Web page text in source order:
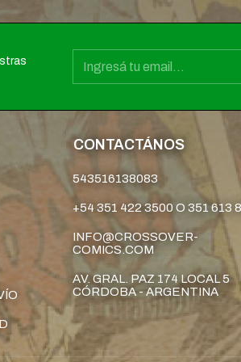
CONTACTÁNOS
543516138083
+54 351 422 3500 O 351 613
INFO@CROSSOVER-
COMICS.COM
AV. GRAL. PAZ 174 LOCAL 5
CÓRDOBA - ARGENTINA